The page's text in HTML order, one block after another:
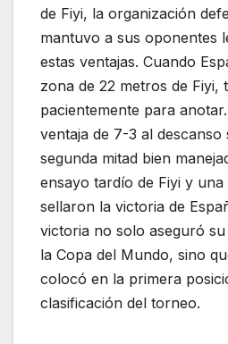
de Fiyi, la organización
mantuvo a sus oponentes
estas ventajas. Cuando
zona de 22 metros de Fiyi,
pacientemente para
ventaja de 7-3 al descanso
segunda mitad bien
ensayo tardío de Fiyi y
sellaron la victoria de
victoria no solo aseguró
la Copa del Mundo, sino
colocó en la primera
clasificación del torneo.